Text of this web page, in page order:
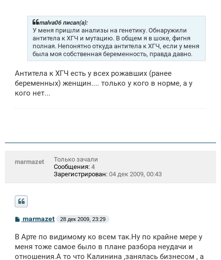
malva06 писал(а):
У меня пришли анализы на генетику. Обнаружили
антитела к ХГЧ и мутацию. В общем я в шоке, фигня
полная. Непонятно откуда антитела к ХГЧ, если у меня
была моя собственная беременность, правда давно.
Антитела к ХГЧ есть у всех рожавших (ранее
беременных) женщин.... только у кого в норме, а у
кого нет...
marmazet
Только зачали
Сообщения: 4
Зарегистрирован: 04 дек 2009, 00:43
С
о
б
щ
marmazet 28 дек 2009, 23:29
В Арте по видимому ко всем так.Ну по крайне мере у
меня тоже самое было в плане разбора неудачи и
отношения.А то что Калинина ,занялась бизнесом , а